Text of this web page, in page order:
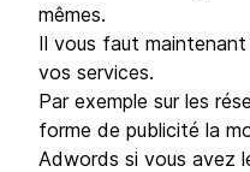
mêmes.
Il vous faut
vos services.
Par exemple sur les
forme de publicité la
Adwords si vous avez